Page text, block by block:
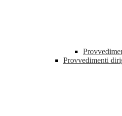
Provvedimenti